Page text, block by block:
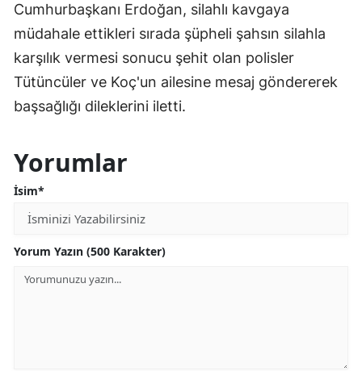
Cumhurbaşkanı Erdoğan, silahlı kavgaya
müdahale ettikleri sırada şüpheli şahsın silahla
karşılık vermesi sonucu şehit olan polisler
Tütüncüler ve Koç'un ailesine mesaj göndererek
başsağlığı dileklerini iletti.
Yorumlar
İsim*
Yorum Yazın (500 Karakter)